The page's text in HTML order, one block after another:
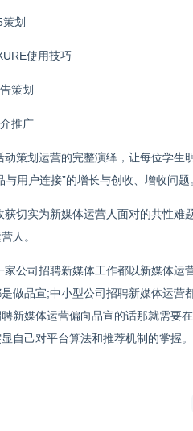
划
使用技巧
策划
推广
动策划运营的完整演绎，让每位学生
与用户连接”的增长与创收、增收问题
获切实为新媒体运营人面对的共性难
人。
家公司招聘新媒体工作都以新媒体运
做品宣;中小型公司招聘新媒体运营
新媒体运营偏向品宣的话那就需要
自己对平台算法和推荐机制的掌握。